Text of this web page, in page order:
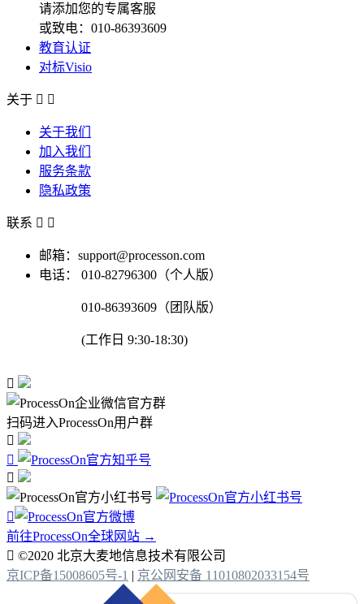
请添加您的专属客服
或致电：010-86393609
教育认证
对标Visio
关于  
关于我们
加入我们
服务条款
隐私政策
联系  
邮箱：support@processon.com
电话：
010-82796300（个人版）
010-86393609（团队版）
(工作日 9:30-18:30)

扫码进入ProcessOn用户群




前往ProcessOn全球网站 →
 ©2020 北京大麦地信息技术有限公司
京ICP备15008605号-1 | 京公网安备 11010802033154号